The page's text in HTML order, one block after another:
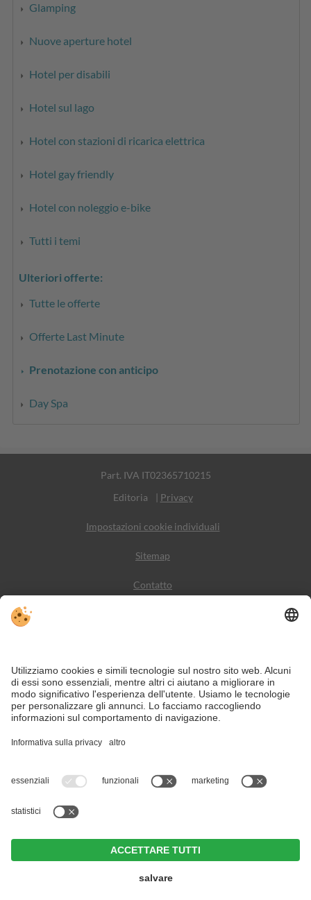
Glamping
Nuove aperture hotel
Hotel per disabili
Hotel sul lago
Hotel con stazioni di ricarica elettrica
Hotel gay friendly
Hotel con noleggio e-bike
Tutti i temi
Ulteriori offerte:
Tutte le offerte
Offerte Last Minute
Prenotazione con anticipo
Day Spa
Part. IVA IT02365710215
Editoria
| Privacy
Impostazioni cookie individuali
Sitemap
Contatto
VIVODolomiti è il portale di viaggio per una vacanza in
montagna indimenticabile – con alloggi e offerte nelle
Dolomiti, Patrimonio Naturale dell’Umanità UNESCO.
Nonostante il lavoro accurato e il costante aggiornamento dei contenuti, si
possono verificare errori. Non garantiamo la correttezza e la completezza di
tutte le informazioni.
Per motivi di sicurezza, si prega di verificare chiedendo direttamente sul posto